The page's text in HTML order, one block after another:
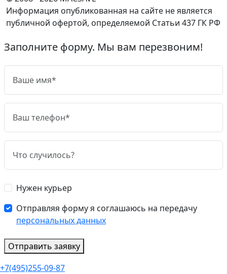
Информация опубликованная на сайте не является
публичной офертой, определяемой Статьи 437 ГК РФ
Заполните форму. Мы вам перезвоним!
Нужен курьер
Отправляя форму я соглашаюсь на передачу
персональных данных
Отправить заявку
+7(495)255-09-87